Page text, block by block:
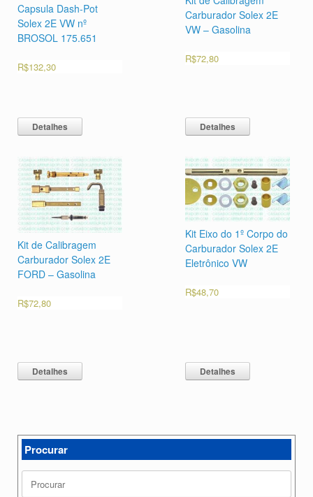
Capsula Dash-Pot
Solex 2E VW nº
BROSOL 175.651
R$132,30
Detalhes
Carburador Solex 2E
VW – Gasolina
R$72,80
Detalhes
Kit de Calibragem
Carburador Solex 2E
FORD – Gasolina
R$72,80
Detalhes
Kit Eixo do 1º Corpo do
Carburador Solex 2E
Eletrônico VW
R$48,70
Detalhes
Procurar
Search
for: